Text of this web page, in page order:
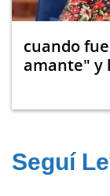
cuando
amante" y
Seguí